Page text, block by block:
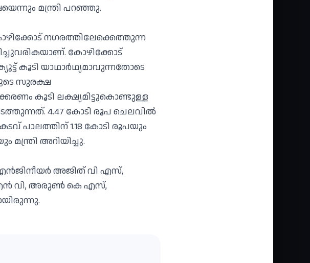
മന്ത്രി പറഞ്ഞു.
നഗരത്തിലേക്കെത്തുന്ന
കോഴിക്കോട്
കൂടി യാഥാര്‍ഥ്യമാവുന്നതോടെ
സുരക്ഷ
കൂടി ലക്ഷ്യമിട്ടുകൊണ്ടുള്ള
4.47 കോടി രൂപ ചെലവില്‍
പാലത്തിന് 1.18 കോടി രൂപയും
മന്ത്രി അറിയിച്ചു.
അജിത് വി എസ്,
എൻ വി, അരുൺ കെ എസ്,